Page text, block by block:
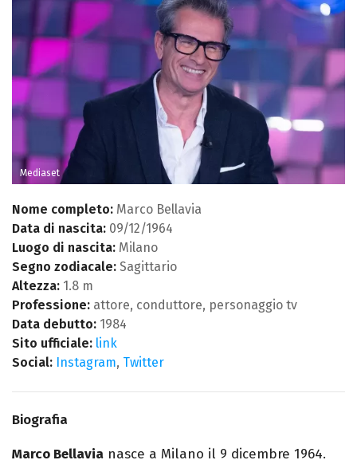
Mediaset
Nome completo: Marco Bellavia
Data di nascita: 09/12/1964
Luogo di nascita: Milano
Segno zodiacale: Sagittario
Altezza: 1.8 m
Professione: attore, conduttore, personaggio tv
Data debutto: 1984
Sito ufficiale: link
Social: Instagram, Twitter
Biografia
Marco Bellavia nasce a Milano il 9 dicembre 1964.